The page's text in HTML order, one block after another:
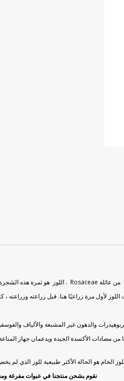
لأول مرة زراعيًا هنا. قبل زراعته وزراعته
والدهون غير المشبعة والألياف
الخام هو الحالة الأكثر طبيعية للوز الذي
نقوم بشحن منتجنا في عبوات مفرغة ومغلقة سعة 500 ج. وبالتالي ، يمكنك إغلاق العبوة في أي